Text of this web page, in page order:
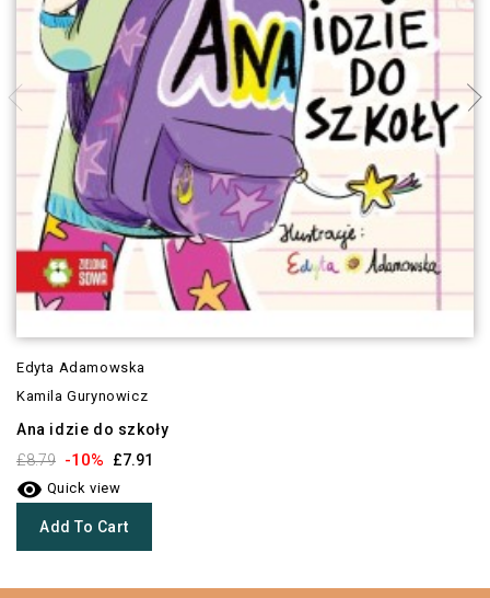
Edyta Adamowska
Kamila Gurynowicz
Ana idzie do szkoły
£8.79 -10% £7.91
 Quick view
Add To Cart